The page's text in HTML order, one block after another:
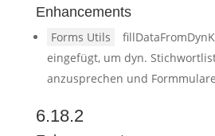
Enhancements
Forms Utils
eingefügt, um dyn.
anzusprechen und
6.18.2